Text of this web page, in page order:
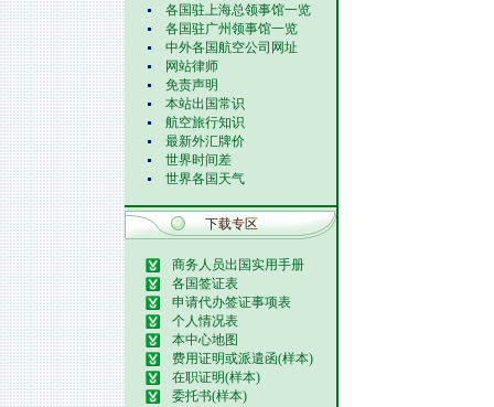
各国驻上海总领事馆一览
各国驻广州领事馆一览
中外各国航空公司网址
网站律师
免责声明
本站出国常识
航空旅行知识
最新外汇牌价
世界时间差
世界各国天气
下载专区
商务人员出国实用手册
各国签证表
申请代办签证事项表
个人情况表
本中心地图
费用证明或派遣函(样本)
在职证明(样本)
委托书(样本)